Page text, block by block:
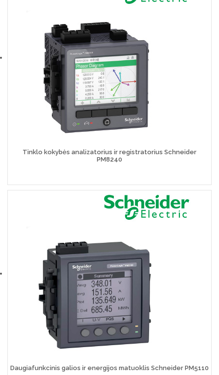
Tinklo kokybės analizatorius ir registratorius Schneider
PM8240
Daugiafunkcinis galios ir energijos matuoklis Schneider PM5110